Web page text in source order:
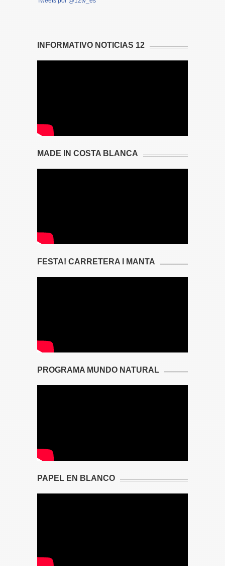
INFORMATIVO NOTICIAS 12
MADE IN COSTA BLANCA
FESTA! CARRETERA I MANTA
PROGRAMA MUNDO NATURAL
PAPEL EN BLANCO